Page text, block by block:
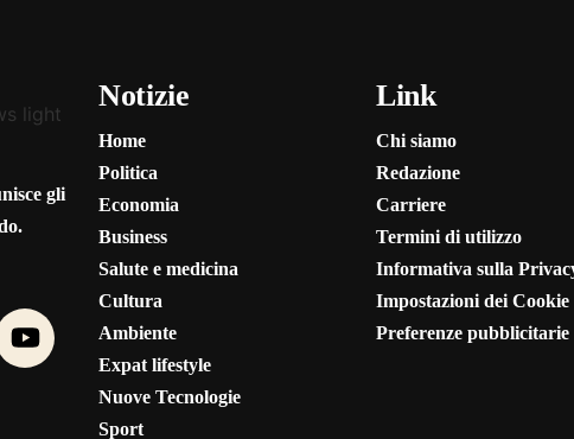
gli
Notizie
Home
Politica
Economia
Business
Salute e medicina
Cultura
Ambiente
Expat lifestyle
Nuove Tecnologie
Sport
Link
Chi siamo
Redazione
Carriere
Termini di utilizzo
Informativa sulla
Impostazioni dei Cookie
Preferenze pubblicitarie